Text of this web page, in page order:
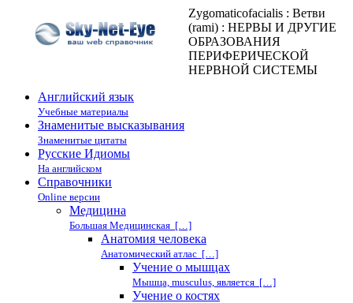
Zygomaticofacialis : Ветви
(rami) : НЕРВЫ И ДРУГИЕ
ОБРАЗОВАНИЯ
ПЕРИФЕРИЧЕСКОЙ
НЕРВНОЙ СИСТЕМЫ
Английский язык
Учебные материалы
Знаменитые высказывания
Знаменитые цитаты
Русские Идиомы
На английском
Справочники
Online версии
Медицина
Большая Медицинская […]
Анатомия человека
Анатомический атлас […]
Учение о мышцах
Мышца, musculus, является […]
Учение о костях